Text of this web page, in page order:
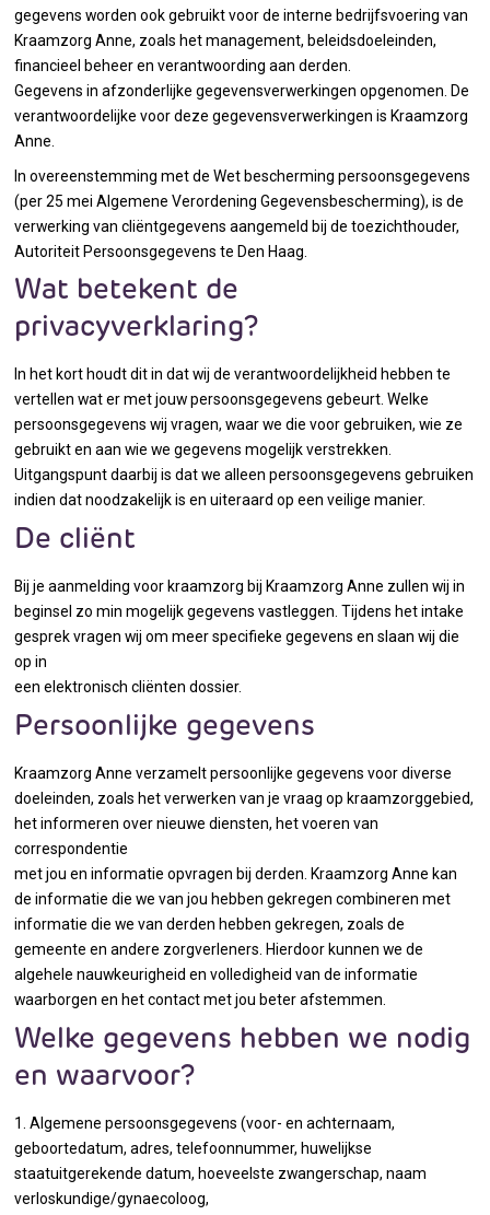
gegevens worden ook gebruikt voor de interne bedrijfsvoering van
Kraamzorg Anne, zoals het management, beleidsdoeleinden,
financieel beheer en verantwoording aan derden.
Gegevens in afzonderlijke gegevensverwerkingen opgenomen. De
verantwoordelijke voor deze gegevensverwerkingen is Kraamzorg
Anne.
In overeenstemming met de Wet bescherming persoonsgegevens
(per 25 mei Algemene Verordening Gegevensbescherming), is de
verwerking van cliëntgegevens aangemeld bij de toezichthouder,
Autoriteit Persoonsgegevens te Den Haag.
Wat betekent de
privacyverklaring?
In het kort houdt dit in dat wij de verantwoordelijkheid hebben te
vertellen wat er met jouw persoonsgegevens gebeurt. Welke
persoonsgegevens wij vragen, waar we die voor gebruiken, wie ze
gebruikt en aan wie we gegevens mogelijk verstrekken.
Uitgangspunt daarbij is dat we alleen persoonsgegevens gebruiken
indien dat noodzakelijk is en uiteraard op een veilige manier.
De cliënt
Bij je aanmelding voor kraamzorg bij Kraamzorg Anne zullen wij in
beginsel zo min mogelijk gegevens vastleggen. Tijdens het intake
gesprek vragen wij om meer specifieke gegevens en slaan wij die
op in
een elektronisch cliënten dossier.
Persoonlijke gegevens
Kraamzorg Anne verzamelt persoonlijke gegevens voor diverse
doeleinden, zoals het verwerken van je vraag op kraamzorggebied,
het informeren over nieuwe diensten, het voeren van
correspondentie
met jou en informatie opvragen bij derden. Kraamzorg Anne kan
de informatie die we van jou hebben gekregen combineren met
informatie die we van derden hebben gekregen, zoals de
gemeente en andere zorgverleners. Hierdoor kunnen we de
algehele nauwkeurigheid en volledigheid van de informatie
waarborgen en het contact met jou beter afstemmen.
Welke gegevens hebben we nodig
en waarvoor?
1. Algemene persoonsgegevens (voor- en achternaam,
geboortedatum, adres, telefoonnummer, huwelijkse
staatuitgerekende datum, hoeveelste zwangerschap, naam
verloskundige/gynaecoloog,